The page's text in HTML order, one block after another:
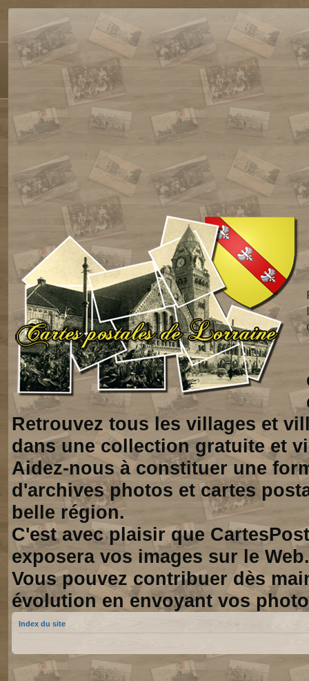
Retrouvez tous les villages et
dans une collection gratuite et
Aidez-nous à constituer une
d'archives photos et cartes
belle région.
C'est avec plaisir que
exposera vos images sur le Web.
Vous pouvez contribuer dès
évolution en envoyant vos
Index du site